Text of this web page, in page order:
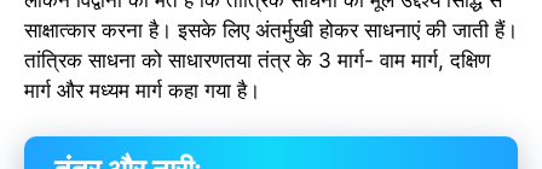
साक्षात्कार करना है। इसके लिए अंतर्मुखी होकर साधनाएं की जाती हैं।
तांत्रिक साधना को साधारणतया तंत्र के 3 मार्ग- वाम मार्ग, दक्षिण
मार्ग और मध्यम मार्ग कहा गया है।